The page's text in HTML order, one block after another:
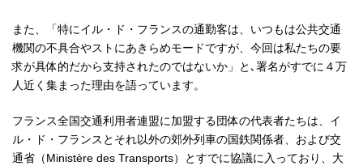
また、「特にイル・ド・フランスの通勤客は、いつもは公共交通
機関の不具合やストにあきらめモードですが、今回は私たちの要
求が具体的だから支持されたのではないか」と､署名がすでに４万
人近く集まった理由を語っています。
フランス全国交通利用者連盟に加盟する団体の代表者たちは、イ
ル・ド・フランスとそれ以外の郊外列車の国鉄関係者、および交
通省（Ministère des Transports）とすでに協議に入っており、大